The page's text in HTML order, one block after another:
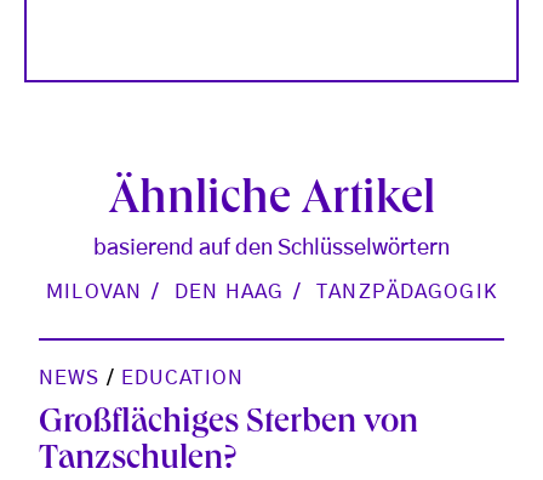
Ähnliche Artikel
basierend auf den Schlüsselwörtern
MILOVAN DEN HAAG TANZPÄDAGOGIK
NEWS / EDUCATION
Großflächiges Sterben von
Tanzschulen?